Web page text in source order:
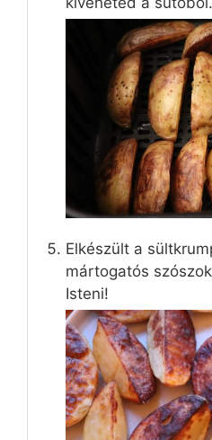
Elkészült a
mártogatós
Isteni!